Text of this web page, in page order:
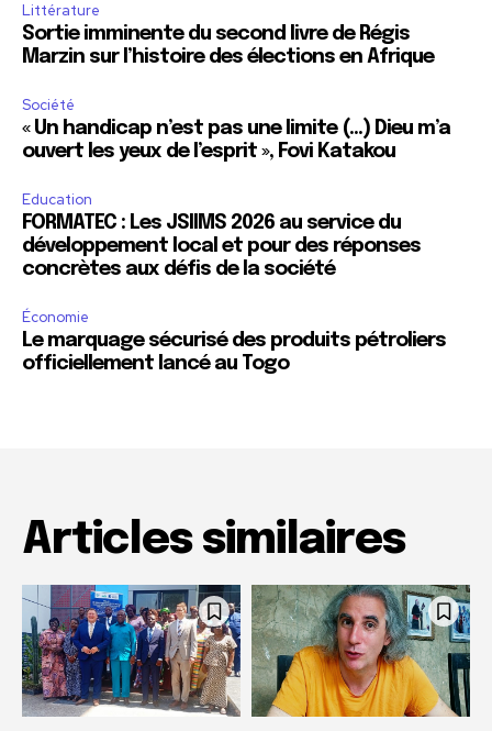
Littérature
Sortie imminente du second livre de Régis
Marzin sur l’histoire des élections en Afrique
Société
« Un handicap n’est pas une limite (…) Dieu m’a
ouvert les yeux de l’esprit », Fovi Katakou
Education
FORMATEC : Les JSIIMS 2026 au service du
développement local et pour des réponses
concrètes aux défis de la société
Économie
Le marquage sécurisé des produits pétroliers
officiellement lancé au Togo
Articles similaires